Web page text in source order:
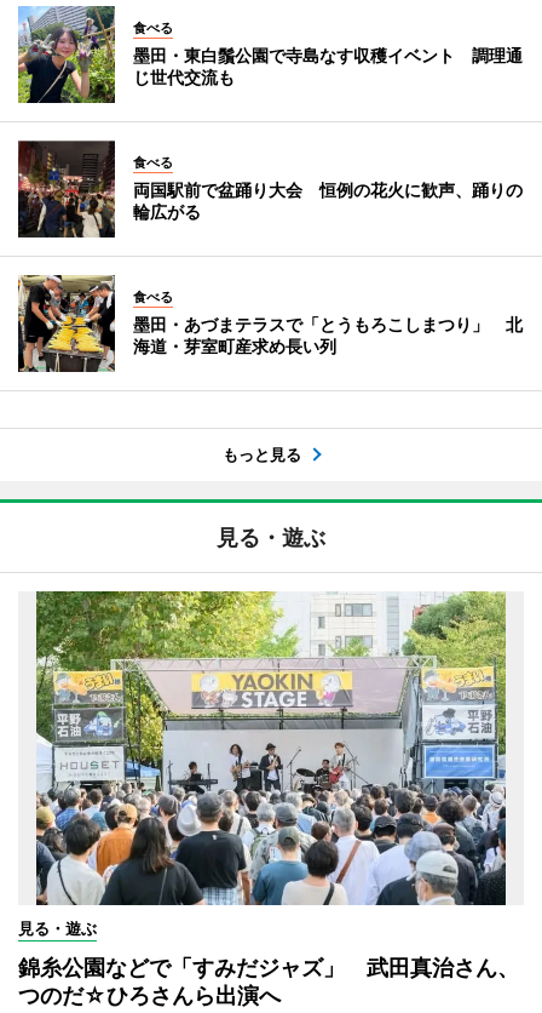
食べる
墨田・東白鬚公園で寺島なす収穫イベント 調理通
じ世代交流も
食べる
両国駅前で盆踊り大会 恒例の花火に歓声、踊りの
輪広がる
食べる
墨田・あづまテラスで「とうもろこしまつり」 北
海道・芽室町産求め長い列
もっと見る
見る・遊ぶ
見る・遊ぶ
錦糸公園などで「すみだジャズ」 武田真治さん、
つのだ☆ひろさんら出演へ